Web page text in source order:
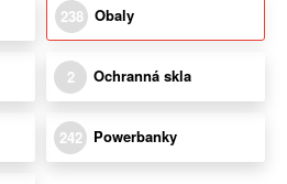
238 Obaly
2 Ochranná skla
242 Powerbanky